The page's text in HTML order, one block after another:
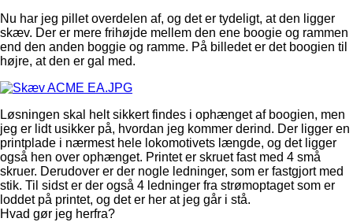
Nu har jeg pillet overdelen af, og det er tydeligt, at den ligger
skæv. Der er mere frihøjde mellem den ene boogie og rammen
end den anden boggie og ramme. På billedet er det boogien til
højre, at den er gal med.
Løsningen skal helt sikkert findes i ophænget af boogien, men
jeg er lidt usikker på, hvordan jeg kommer derind. Der ligger en
printplade i nærmest hele lokomotivets længde, og det ligger
også hen over ophænget. Printet er skruet fast med 4 små
skruer. Derudover er der nogle ledninger, som er fastgjort med
stik. Til sidst er der også 4 ledninger fra strømoptaget som er
loddet på printet, og det er her at jeg går i stå.
Hvad gør jeg herfra?